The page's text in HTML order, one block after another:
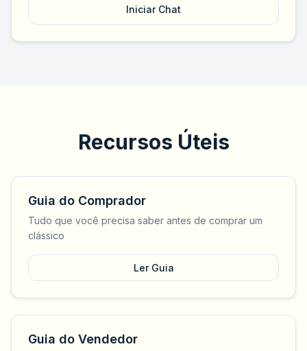
Iniciar Chat
Recursos Úteis
Guia do Comprador
Tudo que você precisa saber antes de comprar um
clássico
Ler Guia
Guia do Vendedor